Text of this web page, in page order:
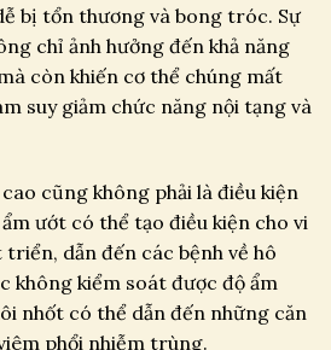
bị tổn thương và bong tróc. Sự
chỉ ảnh hưởng đến khả năng
còn khiến cơ thể chúng mất
suy giảm chức năng nội tạng và
cũng không phải là điều kiện
ướt có thể tạo điều kiện cho vi
dẫn đến các bệnh về hô
không kiểm soát được độ ẩm
nhốt có thể dẫn đến những căn
phổi nhiễm trùng.